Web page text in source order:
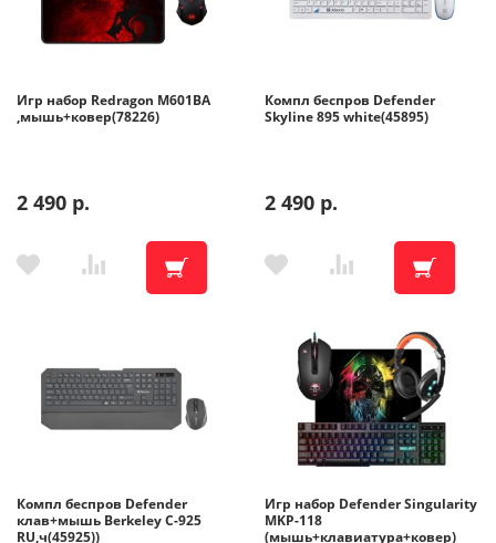
Игр набор Redragon M601BA
,мышь+ковер(78226)
2 490 р.
Компл беспров Defender
Skyline 895 white(45895)
2 490 р.
Компл беспров Defender
клав+мышь Berkeley C-925
RU,ч(45925))
Игр набор Defender Singularity
MKP-118
(мышь+клавиатура+ковер)